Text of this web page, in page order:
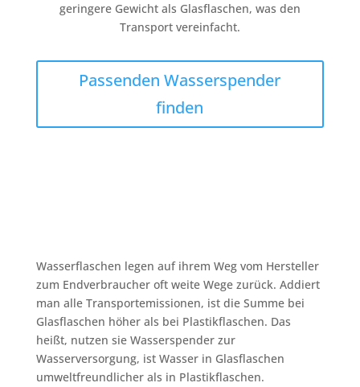
geringere Gewicht als Glasflaschen, was den
Transport vereinfacht.
Passenden Wasserspender
finden
Wasserflaschen legen auf ihrem Weg vom Hersteller
zum Endverbraucher oft weite Wege zurück. Addiert
man alle Transportemissionen, ist die Summe bei
Glasflaschen höher als bei Plastikflaschen. Das
heißt, nutzen sie Wasserspender zur
Wasserversorgung, ist Wasser in Glasflaschen
umweltfreundlicher als in Plastikflaschen.